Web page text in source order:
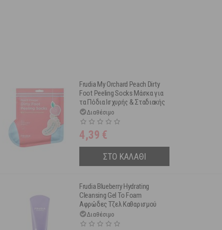
Frudia My Orchard Peach Dirty
Foot Peeling Socks Μάσκα για
τα Πόδια Ισχυρής & Σταδιακής
Απολέπισης για Βαθιά Θρέψη
40g 1 ζευγάρι
Διαθέσιμο
4,39 €
ΣΤΟ ΚΑΛΑΘΙ
Frudia Blueberry Hydrating
Cleansing Gel To Foam
Αφρώδες Τζελ Καθαρισμού
Προσώπου με Εκχύλισμα
Μύρτιλου 145 ml
Διαθέσιμο